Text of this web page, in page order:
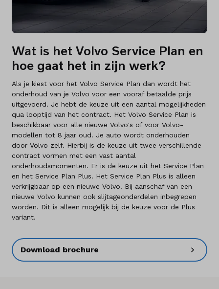
Diensten
Over ons
Kennis & advies
Land
Nederland
Taal
Nederlands
Wat is het Volvo Service Plan en
hoe gaat het in zijn werk?
Als je kiest voor het Volvo Service Plan dan wordt het
onderhoud van je Volvo voor een vooraf betaalde prijs
uitgevoerd. Je hebt de keuze uit een aantal mogelijkheden
qua looptijd van het contract. Het Volvo Service Plan is
beschikbaar voor alle nieuwe Volvo's of voor Volvo-
modellen tot 8 jaar oud. Je auto wordt onderhouden
door Volvo zelf. Hierbij is de keuze uit twee verschillende
contract vormen met een vast aantal
onderhoudsmomenten. Er is de keuze uit het Service Plan
en het Service Plan Plus. Het Service Plan Plus is alleen
verkrijgbaar op een nieuwe Volvo. Bij aanschaf van een
nieuwe Volvo kunnen ook slijtageonderdelen inbegrepen
worden. Dit is alleen mogelijk bij de keuze voor de Plus
variant.
Download brochure